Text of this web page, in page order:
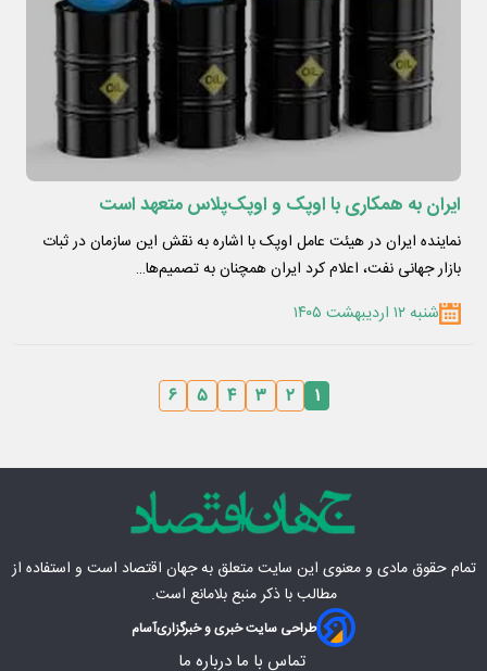
ایران به همکاری با اوپک و اوپک‌پلاس متعهد است
نماینده ایران در هیئت عامل اوپک با اشاره به نقش این سازمان در ثبات
بازار جهانی نفت، اعلام کرد ایران همچنان به تصمیم‌ها…
شنبه ۱۲ اردیبهشت ۱۴۰۵
۱ ۲ ۳ ۴ ۵ ۶
تمام حقوق مادی‌ و معنوی این سایت متعلق بهجهان اقتصاد است و استفاده از
مطالب با ذکر منبع بلامانع است.
طراحی سایت خبری و خبرگزاریآسام
تماس با ما درباره ما